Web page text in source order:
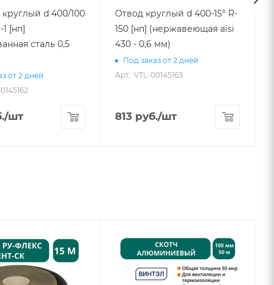
d 400/100
1 [нп]
сталь 0,5
от 2 дней
/шт
Отвод круглый d 400-15° R-
150 [нп] (нержавеющая aisi
430 - 0,6 мм)
Под заказ от 2 дней
Арт.: VTL-00145163
813 руб./шт